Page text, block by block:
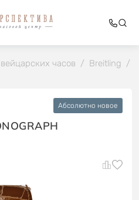
часов / Breitling /
Абсолютно новое